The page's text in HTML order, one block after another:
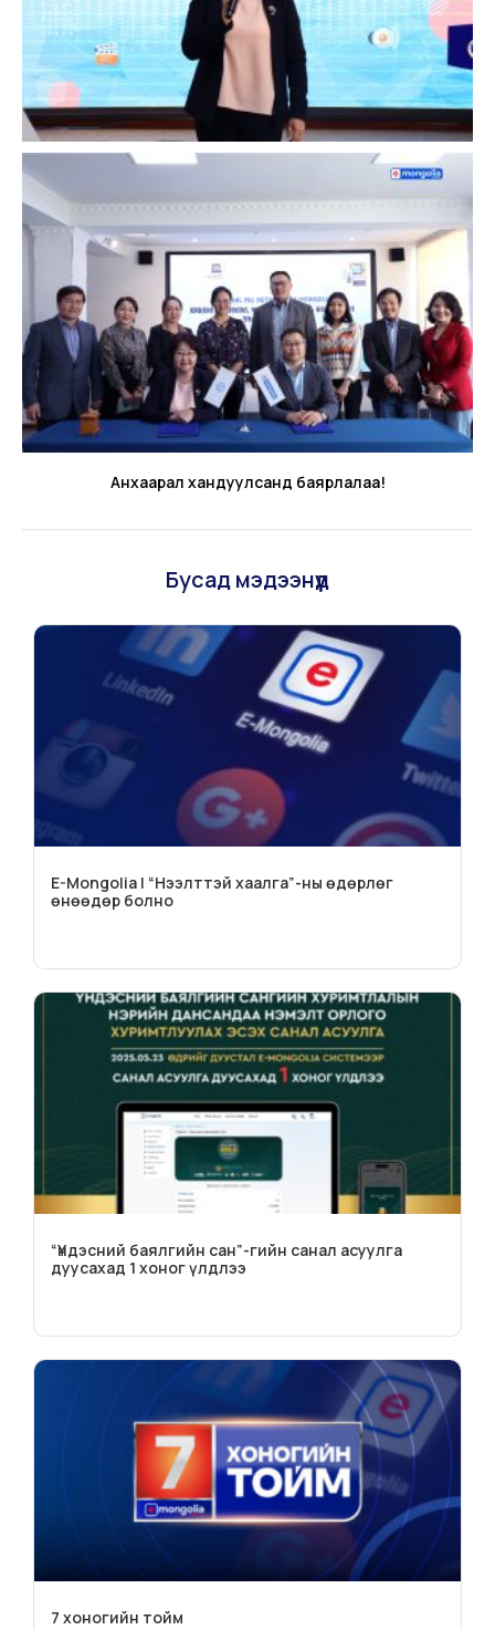
Анхаарал хандуулсанд баярлалаа!
Бусад мэдээнүүд
E-Mongolia | “Нээлттэй хаалга”-ны өдөрлөг
өнөөдөр болно
“Үндэсний баялгийн сан”-гийн санал асуулга
дуусахад 1 хоног үлдлээ
7 хоногийн тойм